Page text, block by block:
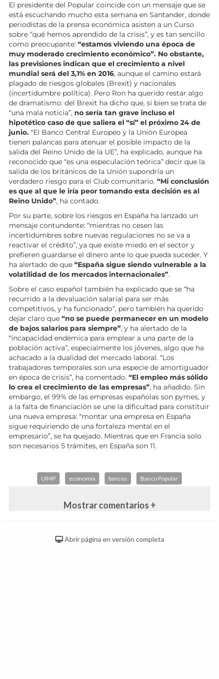
El presidente del Popular coincide con un mensaje que se
está escuchando mucho esta semana en Santander, donde
periodistas de la prensa económica asisten a un Curso
sobre “qué hemos aprendido de la crisis”, y es tan sencillo
como preocupante: “estamos viviendo una época de
muy moderado crecimiento económico”. No obstante,
las previsiones indican que el crecimiento a nivel
mundial será del 3,1% en 2016, aunque el camino estará
plagado de riesgos globales (Brexit) y nacionales
(incertidumbre política). Pero Ron ha querido restar algo
de dramatismo: del Brexit ha dicho que, si bien se trata de
“una mala noticia”, no sería tan grave incluso el
hipotético caso de que saliera el “sí” el próximo 24 de
junio. “El Banco Central Europeo y la Unión Europea
tienen palancas para atenuar el posible impacto de la
salida del Reino Unido de la UE”, ha explicado, aunque ha
reconocido que “es una especulación teórica” decir que la
salida de los británicos de la Unión supondría un
verdadero riesgo para el Club comunitario. “Mi conclusión
es que al que le iría peor tomando esta decisión es al
Reino Unido”, ha contado.
Por su parte, sobre los riesgos en España ha lanzado un
mensaje contundente: “mientras no cesen las
incertidumbres sobre nuevas regulaciones no se va a
reactivar el crédito”, ya que existe miedo en el sector y
prefieren guardarse el dinero ante lo que pueda suceder. Y
ha alertado de que “España sigue siendo vulnerable a la
volatilidad de los mercados internacionales”.
Sobre el caso español también ha explicado que se “ha
recurrido a la devaluación salarial para ser más
competitivos, y ha funcionado”, pero también ha querido
dejar claro que “no se puede permanecer en un modelo
de bajos salarios para siempre”, y ha alertado de la
“incapacidad endémica para emplear a una parte de la
población activa”, especialmente los jóvenes, algo que ha
achacado a la dualidad del mercado laboral. “Los
trabajadores temporales son una especie de amortiguador
en época de crisis”, ha comentado. “El empleo más sólido
lo crea el crecimiento de las empresas”, ha añadido. Sin
embargo, el 99% de las empresas españolas son pymes, y
a la falta de financiación se une la dificultad para constituir
una nueva empresa: “montar una empresa en España
sigue requiriendo de una fortaleza mental en el
empresario”, se ha quejado. Mientras que en Francia solo
son necesarios 5 trámites, en España son 11.
UIMP economía bancos Banco Popular
Mostrar comentarios +
Abrir página en versión completa